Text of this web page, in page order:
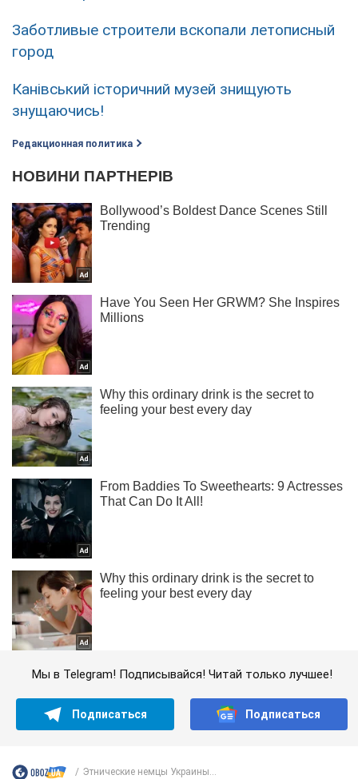
Заботливые строители вскопали летописный
город
Канівський історичний музей знищують
знущаючись!
Редакционная политика
Мы в Telegram! Подписывайся! Читай только лучшее!
Подписаться Подписаться
Этнические немцы Украины...